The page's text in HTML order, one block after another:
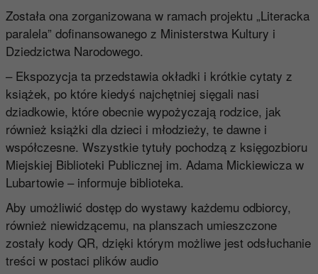
Została ona zorganizowana w ramach projektu „Literacka
paralela” dofinansowanego z Ministerstwa Kultury i
Dziedzictwa Narodowego.
– Ekspozycja ta przedstawia okładki i krótkie cytaty z
książek, po które kiedyś najchętniej sięgali nasi
dziadkowie, które obecnie wypożyczają rodzice, jak
również książki dla dzieci i młodzieży, te dawne i
współczesne. Wszystkie tytuły pochodzą z księgozbioru
Miejskiej Biblioteki Publicznej im. Adama Mickiewicza w
Lubartowie – informuje biblioteka.
Aby umożliwić dostęp do wystawy każdemu odbiorcy,
również niewidzącemu, na planszach umieszczone
zostały kody QR, dzięki którym możliwe jest odsłuchanie
treści w postaci plików audio